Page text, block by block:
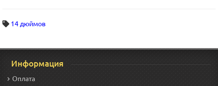
14 дюймов
Информация
Оплата